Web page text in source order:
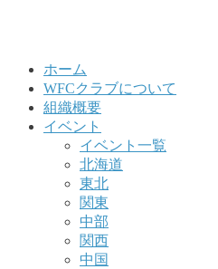
ホーム
WFCクラブについて
組織概要
イベント
イベント一覧
北海道
東北
関東
中部
関西
中国